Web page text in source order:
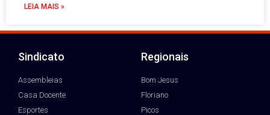
LEIA MAIS »
Sindicato
Assembleias
Casa Docente
Esportes
Regionais
Bom Jesus
Floriano
Picos